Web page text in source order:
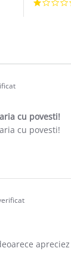
cu povesti!
22 Dec 2020
Floraria
cu povesti!
on 7 Dec 2020
deosebit